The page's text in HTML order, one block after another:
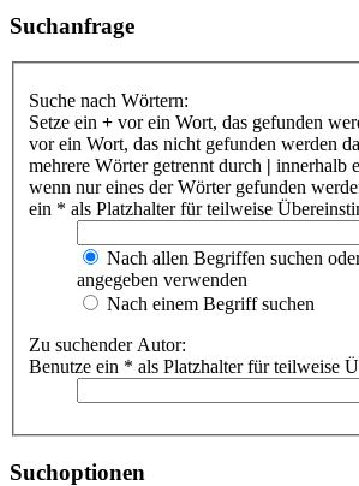
Suchanfrage
Suche nach Wörtern:
Setze ein + vor ein Wort, das gefunden
vor ein Wort, das nicht gefunden werden
mehrere Wörter getrennt durch | innerhalb
wenn nur eines der Wörter gefunden
ein * als Platzhalter für teilweise
Nach allen Begriffen suchen
angegeben verwenden
Nach einem Begriff suchen
Zu suchender Autor:
Benutze ein * als Platzhalter für teilweise
Suchoptionen